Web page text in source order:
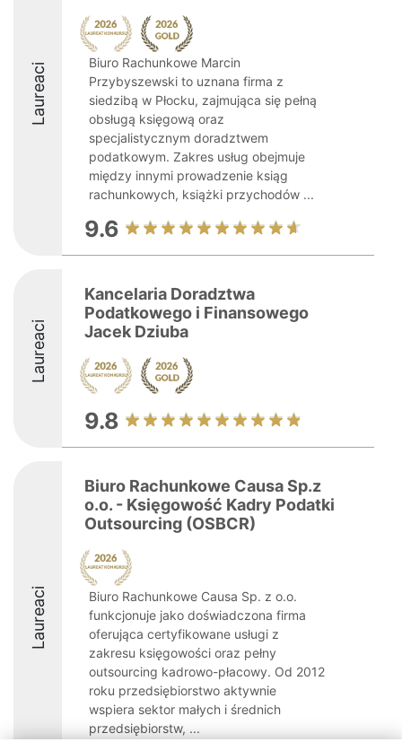
Laureaci
Biuro Rachunkowe Marcin
Przybyszewski to uznana firma z
siedzibą w Płocku, zajmująca się pełną
obsługą księgową oraz
specjalistycznym doradztwem
podatkowym. Zakres usług obejmuje
między innymi prowadzenie ksiąg
rachunkowych, książki przychodów ...
9.6
Laureaci
Kancelaria Doradztwa
Podatkowego i Finansowego
Jacek Dziuba
9.8
Laureaci
Biuro Rachunkowe Causa Sp.z
o.o. - Księgowość Kadry Podatki
Outsourcing (OSBCR)
Biuro Rachunkowe Causa Sp. z o.o.
funkcjonuje jako doświadczona firma
oferująca certyfikowane usługi z
zakresu księgowości oraz pełny
outsourcing kadrowo-płacowy. Od 2012
roku przedsiębiorstwo aktywnie
wspiera sektor małych i średnich
przedsiębiorstw, ...